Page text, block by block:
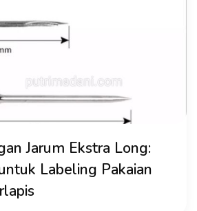
Jarum Ekstra Long:
Labeling Pakaian